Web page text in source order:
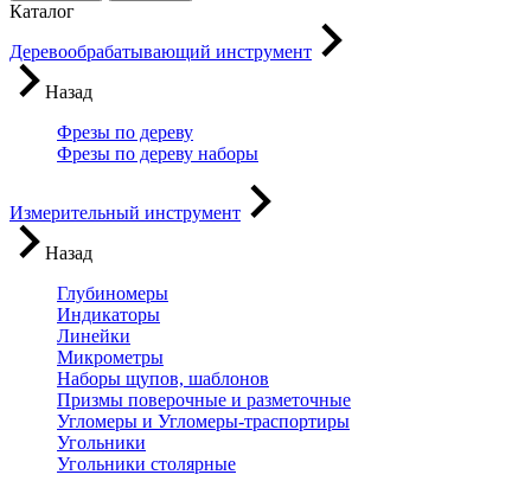
Каталог
Деревообрабатывающий инструмент
Назад
Фрезы по дереву
Фрезы по дереву наборы
Измерительный инструмент
Назад
Глубиномеры
Индикаторы
Линейки
Микрометры
Наборы щупов, шаблонов
Призмы поверочные и разметочные
Угломеры и Угломеры-траспортиры
Угольники
Угольники столярные